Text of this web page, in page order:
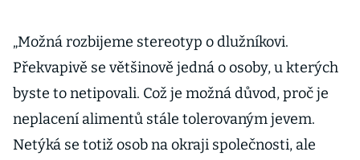
„Možná rozbijeme stereotyp o dlužníkovi.
Překvapivě se většinově jedná o osoby, u kterých
byste to netipovali. Což je možná důvod, proč je
neplacení alimentů stále tolerovaným jevem.
Netýká se totiž osob na okraji společnosti, ale